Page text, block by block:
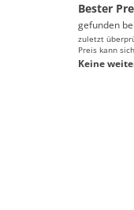
Bester
gefunden bei
zuletzt
Preis kann
Keine